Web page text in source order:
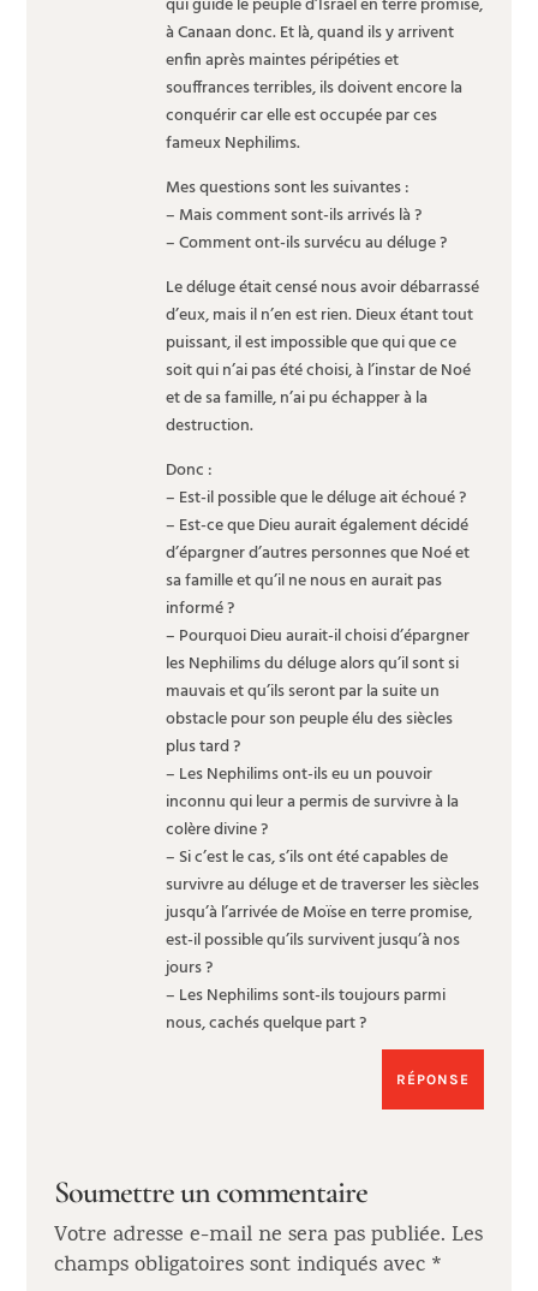
à Canaan donc. Et là, quand ils y arrivent
enfin après maintes péripéties et
souffrances terribles, ils doivent encore la
conquérir car elle est occupée par ces
fameux Nephilims.
Mes questions sont les suivantes :
– Mais comment sont-ils arrivés là ?
– Comment ont-ils survécu au déluge ?
Le déluge était censé nous avoir débarrassé
d’eux, mais il n’en est rien. Dieux étant tout
puissant, il est impossible que qui que ce
soit qui n’ai pas été choisi, à l’instar de Noé
et de sa famille, n’ai pu échapper à la
destruction.
Donc :
– Est-il possible que le déluge ait échoué ?
– Est-ce que Dieu aurait également décidé
d’épargner d’autres personnes que Noé et
sa famille et qu’il ne nous en aurait pas
informé ?
– Pourquoi Dieu aurait-il choisi d’épargner
les Nephilims du déluge alors qu’il sont si
mauvais et qu’ils seront par la suite un
obstacle pour son peuple élu des siècles
plus tard ?
– Les Nephilims ont-ils eu un pouvoir
inconnu qui leur a permis de survivre à la
colère divine ?
– Si c’est le cas, s’ils ont été capables de
survivre au déluge et de traverser les siècles
jusqu’à l’arrivée de Moïse en terre promise,
est-il possible qu’ils survivent jusqu’à nos
jours ?
– Les Nephilims sont-ils toujours parmi
nous, cachés quelque part ?
RÉPONSE
Soumettre un commentaire
Votre adresse e-mail ne sera pas publiée. Les
champs obligatoires sont indiqués avec *